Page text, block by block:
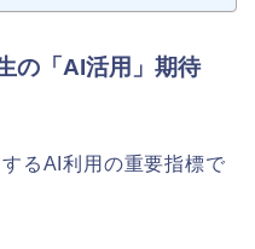
の「AI活用」期待
るAI利用の重要指標で